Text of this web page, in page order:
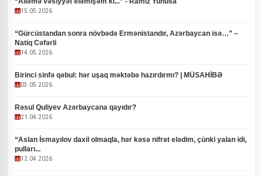
15.05.2026
“Gürcüstandan sonra növbədə Ermənistandır, Azərbaycan isə…” –
Natiq Cəfərli
14.05.2026
Birinci sinfə qəbul: hər uşaq məktəbə hazırdırmı? | MÜSAHİBƏ
03.05.2026
Rəsul Quliyev Azərbaycana qayıdır?
21.04.2026
“Aslan İsmayılov daxil olmaqla, hər kəsə nifrət elədim, çünki yalan idi,
pulları...
12.04.2026